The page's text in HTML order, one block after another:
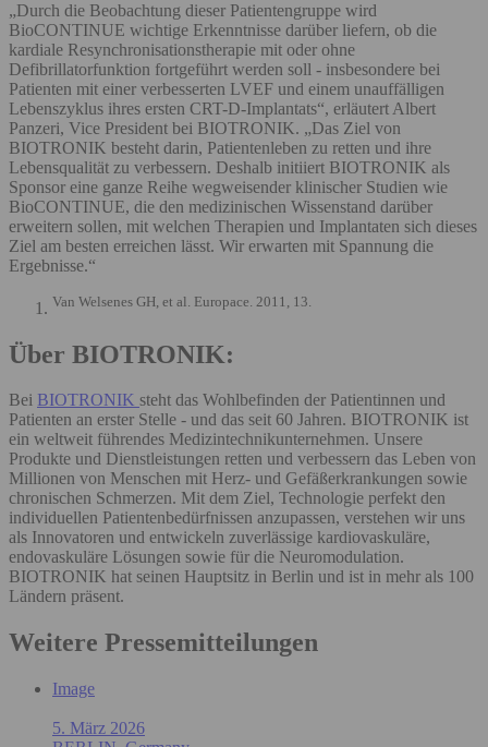
„Durch die Beobachtung dieser Patientengruppe wird
BioCONTINUE wichtige Erkenntnisse darüber liefern, ob die
kardiale Resynchronisationstherapie mit oder ohne
Defibrillatorfunktion fortgeführt werden soll - insbesondere bei
Patienten mit einer verbesserten LVEF und einem unauffälligen
Lebenszyklus ihres ersten CRT-D-Implantats“, erläutert Albert
Panzeri, Vice President bei BIOTRONIK. „Das Ziel von
BIOTRONIK besteht darin, Patientenleben zu retten und ihre
Lebensqualität zu verbessern. Deshalb initiiert BIOTRONIK als
Sponsor eine ganze Reihe wegweisender klinischer Studien wie
BioCONTINUE, die den medizinischen Wissenstand darüber
erweitern sollen, mit welchen Therapien und Implantaten sich dieses
Ziel am besten erreichen lässt. Wir erwarten mit Spannung die
Ergebnisse.“
Van Welsenes GH, et al. Europace. 2011, 13.
Über BIOTRONIK:
Bei BIOTRONIK steht das Wohlbefinden der Patientinnen und
Patienten an erster Stelle - und das seit 60 Jahren. BIOTRONIK ist
ein weltweit führendes Medizintechnikunternehmen. Unsere
Produkte und Dienstleistungen retten und verbessern das Leben von
Millionen von Menschen mit Herz- und Gefäßerkrankungen sowie
chronischen Schmerzen. Mit dem Ziel, Technologie perfekt den
individuellen Patientenbedürfnissen anzupassen, verstehen wir uns
als Innovatoren und entwickeln zuverlässige kardiovaskuläre,
endovaskuläre Lösungen sowie für die Neuromodulation.
BIOTRONIK hat seinen Hauptsitz in Berlin und ist in mehr als 100
Ländern präsent.
Weitere Pressemitteilungen
Image
5. März 2026